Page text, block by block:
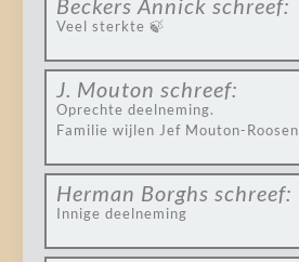
Beckers Annick schreef:
Veel sterkte 🍃
J. Mouton schreef:
Oprechte deelneming.
Familie wijlen Jef Mouton-Roosen
Herman Borghs schreef:
Innige deelneming